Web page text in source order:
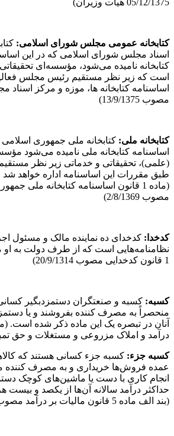
کتابخانه عمومی مجلس شورای اسلامی:
اسناد مجلس شورای اسلامی که در این
کتابخانه نامیده می‌شود، مؤسسه‌ای
اساسنامه کتابخانه ها، موزه و مرکز
مصوب 13/9/1375)
کتابخانه ملی: کتابخانه ملی جمهوری اسلامی
اساسنامه کتابخانه ملی نامیده می‌شود
(علمی)، تحقیقاتی و خدماتی زیر نظر
طبق مقررات این اساسنامه اداره خواهد
(ماده 1 قانون اساسنامه کتابخانه ملی
مصوب 2/8/1369)
کدخدا : کدخدای ده نماینده مالک و مسئول
نظامنامه‌هایی است که از طرف دولت به
1 قانون کدخدایی مصوب 20/9/1314)
کسبه: کسبه و صنعتگران دستمزدبگیر کسانی
منحصراً به مصرف کننده بفروشند و یا
درآمد و املاک مزروعی و مستغلات و حق تمبر
کسبه جزء: کسبه جزء کسانی هستند که
عمده فروش‌ها خریداری و به مصرف کننده
انجام کاری با دست یا ماشین‌های کوچک
حداکثر درآمد سالانه آن‌ها از یکصد و بیست
(بند الف ماده 5 قانون مالیات بر درآمد مصوب 10/5/1334)